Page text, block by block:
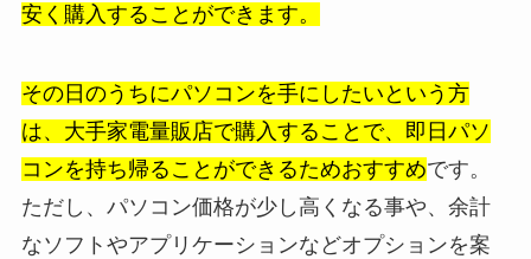
安く購入することができます。
その日のうちにパソコンを手にしたいという方
は、大手家電量販店で購入することで、即日パソ
コンを持ち帰ることができるためおすすめです。
ただし、パソコン価格が少し高くなる事や、余計
なソフトやアプリケーションなどオプションを案